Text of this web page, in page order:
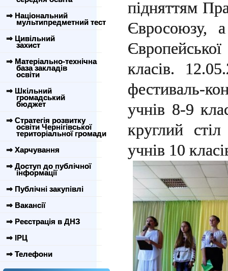
⇒ Національний
мультипредметний тест
⇒ Цивільний
захист
⇒ Матеріально-технічна
база закладів
освіти
⇒ Шкільний
громадський
бюджет
⇒ Стратегія розвитку
освіти Чернігівської
територіальної громади
⇒ Харчування
⇒ Доступ до публічної
інформації
⇒ Публічні закупівлі
⇒ Вакансії
⇒ Реєстрація в ДНЗ
⇒ ІРЦ
⇒ Телефони
підняттям
Євросоюзу,
класів.
фестиваль-
учнів 8-9
круглий
учнів 10